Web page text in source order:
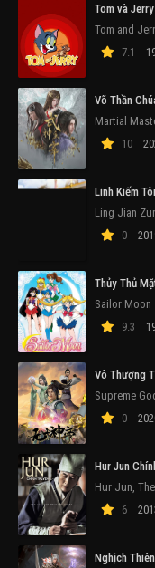
Tom và Jerry
Tom and
7.1
Võ Thần
Martial
10
Linh Kiếm
Ling Jian
0
Thủy Thủ
Sailor Moon
9.3
Vô Thượng
Supreme
0
Hur Jun
Hur Jun,
6
Nghịch